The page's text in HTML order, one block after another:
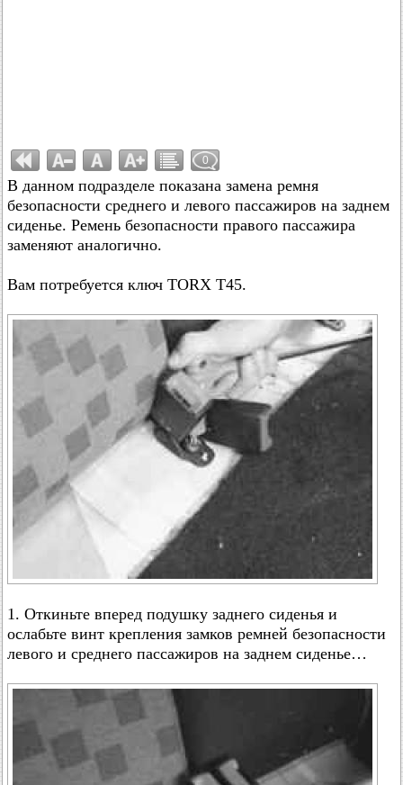
0
В данном подразделе показана замена ремня
безопасности среднего и левого пассажиров на заднем
сиденье. Ремень безопасности правого пассажира
заменяют аналогично.
Вам потребуется ключ TORX T45.
1. Откиньте вперед подушку заднего сиденья и
ослабьте винт крепления замков ремней безопасности
левого и среднего пассажиров на заднем сиденье…